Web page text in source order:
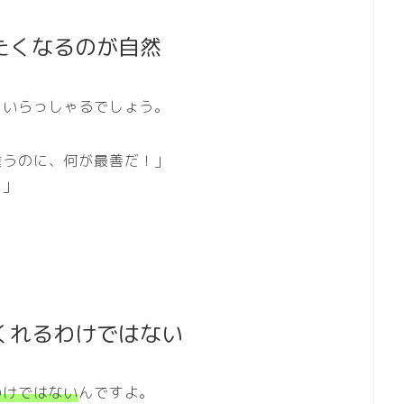
くなるのが自然
らっしゃるでしょう。
のに、何が最善だ！」
るわけではない
ではないんですよ。